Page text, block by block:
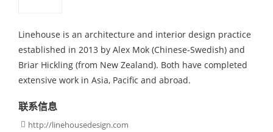
Linehouse is an architecture and interior design practice
established in 2013 by Alex Mok (Chinese-Swedish) and
Briar Hickling (from New Zealand). Both have completed
extensive work in Asia, Pacific and abroad.
联系信息
 http://linehousedesign.com